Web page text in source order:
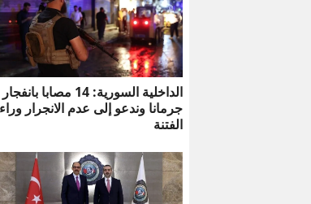
الداخلية السورية: 14 مصابا بانفجار
جرمانا وندعو إلى عدم الانجرار وراء
الفتنة